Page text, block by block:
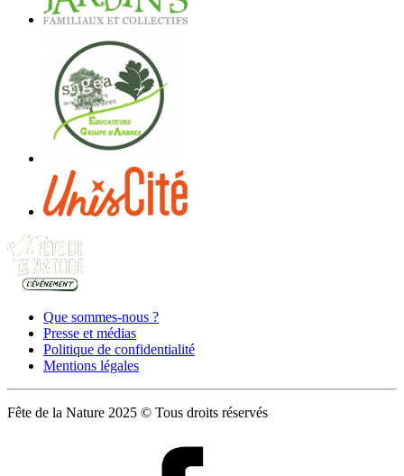
Que sommes-nous ?
Presse et médias
Politique de confidentialité
Mentions légales
Fête de la Nature 2025 © Tous droits réservés